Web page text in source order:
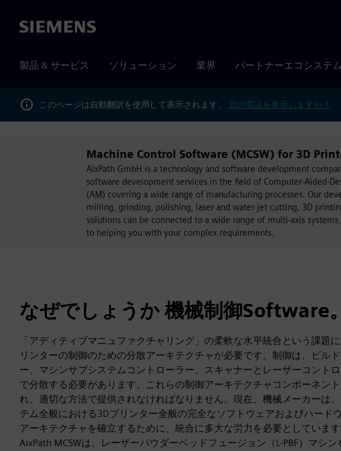
Siemens
製品 & サービス ソリューション 業界 パートナーエコシステム
このページは自動翻訳を使用して表示されます。 元の英語を表示しますか？
Machine Control Software (MCSW) for 3D
AixPath GmbH is a technology and software development
software development services in the field of Computer-Aided-
(AM) covering a wide range of manufacturing processes. Our
milling, grinding, polishing, laser and water jet cutting, 3D
solutions can be connected to a wide range of multi-axis
to helping you with your complex requirements.
なぜでしょうか 機械制御Software。
「アディティブマニュファクチャリング」の柔軟な水平統合という課題
リンターの制御のための分散アーキテクチャが必要です。制御は、ビル
ー、マシンサブシステムコントローラー、スキャナーとレーザーコント
で分散する必要があります。これらの制御アーキテクチャコンポーネン
れ、適切な方法で提供されなければなりません。現在、機械メーカーは、
テム全般における3Dプリンター全般の完全なソフトウェアおよびハード
アーキテクチャを確立するために、統合に多大な労力を必要としています
AixPath MCSWは、レーザーパウダーベッドフュージョン（L-PBF）マシン